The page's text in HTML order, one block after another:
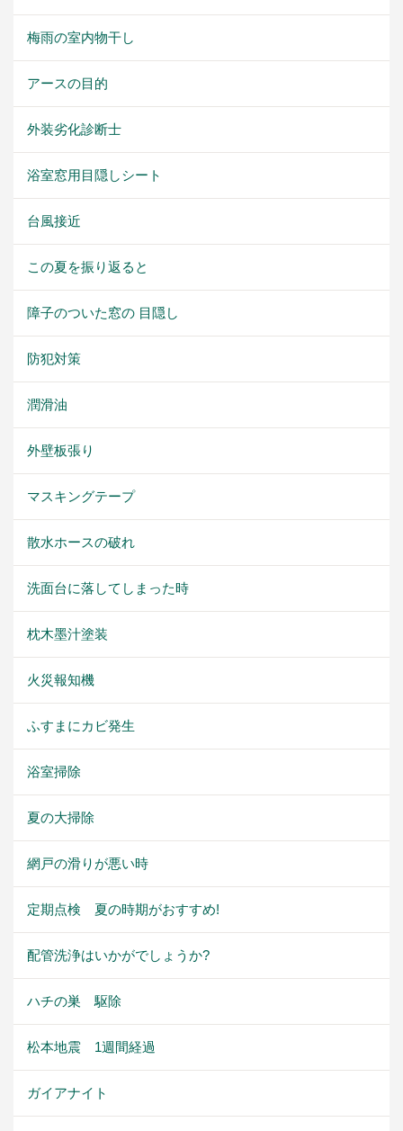
梅雨の室内物干し
アースの目的
外装劣化診断士
浴室窓用目隠しシート
台風接近
この夏を振り返ると
障子のついた窓の 目隠し
防犯対策
潤滑油
外壁板張り
マスキングテープ
散水ホースの破れ
洗面台に落してしまった時
枕木墨汁塗装
火災報知機
ふすまにカビ発生
浴室掃除
夏の大掃除
網戸の滑りが悪い時
定期点検 夏の時期がおすすめ!
配管洗浄はいかがでしょうか?
ハチの巣 駆除
松本地震 1週間経過
ガイアナイト